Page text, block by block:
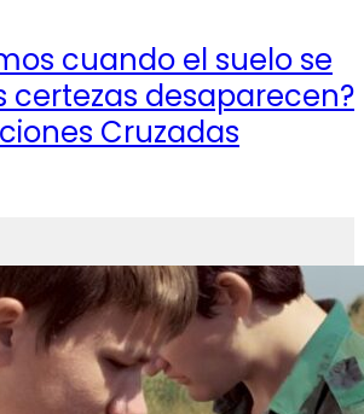
cuando el suelo se
certezas desaparecen?
Cruzadas